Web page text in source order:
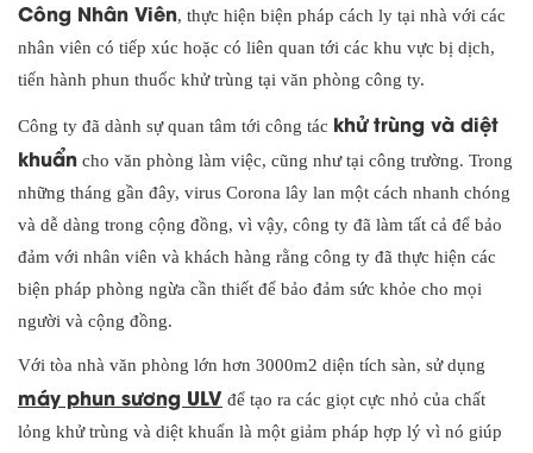
Công Nhân Viên, thực hiện biện pháp cách ly tại nhà với các
nhân viên có tiếp xúc hoặc có liên quan tới các khu vực bị dịch,
tiến hành phun thuốc khử trùng tại văn phòng công ty.
Công ty đã dành sự quan tâm tới công tác khử trùng và diệt
khuẩn cho văn phòng làm việc, cũng như tại công trường. Trong
những tháng gần đây, virus Corona lây lan một cách nhanh chóng
và dễ dàng trong cộng đồng, vì vậy, công ty đã làm tất cả để bảo
đảm với nhân viên và khách hàng rằng công ty đã thực hiện các
biện pháp phòng ngừa cần thiết để bảo đảm sức khỏe cho mọi
người và cộng đồng.
Với tòa nhà văn phòng lớn hơn 3000m2 diện tích sàn, sử dụng
máy phun sương ULV để tạo ra các giọt cực nhỏ của chất
lỏng khử trùng và diệt khuẩn là một giảm pháp hợp lý vì nó giúp